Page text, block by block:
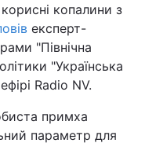
копалини з
експерт-
"Північна
"Українська
Radio NV.
примха
параметр для